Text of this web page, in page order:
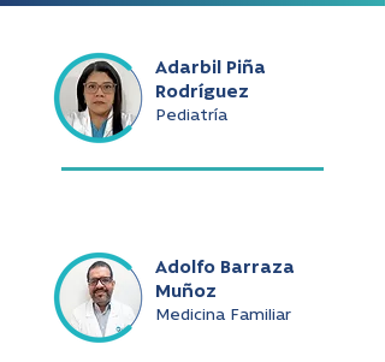
Adarbil Piña
Rodríguez
Pediatría
Adolfo Barraza
Muñoz
Medicina Familiar